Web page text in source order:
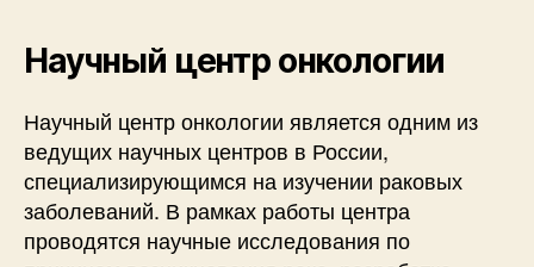
Научный центр онкологии
Научный центр онкологии является одним из
ведущих научных центров в России,
специализирующимся на изучении раковых
заболеваний. В рамках работы центра
проводятся научные исследования по